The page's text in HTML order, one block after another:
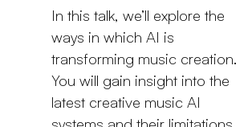
In this talk, we’ll explore the
ways in which AI is
transforming music creation.
You will gain insight into the
latest creative music AI